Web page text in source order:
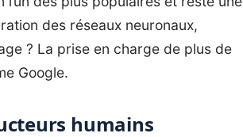
des réseaux neuronaux,
? La prise en charge de plus de
Google.
humains